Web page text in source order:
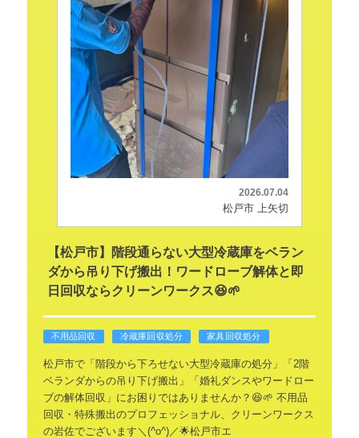
2026.07.04
松戸市 上矢切
【松戸市】階段通らない大型冷蔵庫をベラン
ダから吊り下げ搬出！ワードローブ解体と即
日回収ならクリーンワークス😆🌱
不用品回収 冷蔵庫回収処分 家具回収処分
松戸市で「階段から下ろせない大型冷蔵庫の処分」「2階
ベランダからの吊り下げ搬出」「婚礼ダンスやワードロー
ブの解体回収」にお困りではありませんか？😆🌱 不用品
回収・特殊搬出のプロフェッショナル、クリーンワークス
の岩佐でございます＼(^o^)／🌟松戸市エ